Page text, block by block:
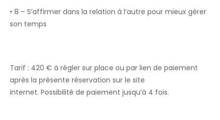
• 8 – S’affirmer dans la relation à l’autre pour mieux gérer
son temps
Tarif : 420 € à régler sur place ou par lien de paiement
après la présente réservation sur le site
internet. Possibilité de paiement jusqu’à 4 fois.